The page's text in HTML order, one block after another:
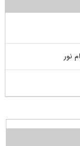
نور